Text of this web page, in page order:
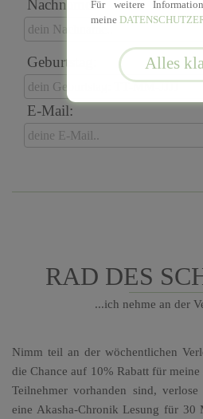
Nachname:
Geburtstag:
E-Mail:
RAD DES
...ich nehme an der
Nimm teil an der wöchentlichen
die Chance auf 10% Rabatt für
Teilnehmer vorhanden sind,
eine Akasha-Chronik Lesung für 30
Für weitere
meine